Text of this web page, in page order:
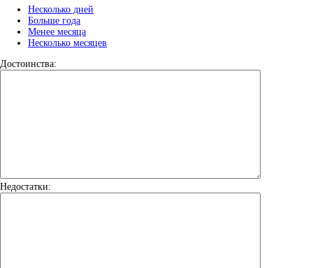
Несколько дней
Больше года
Менее месяца
Несколько месяцев
Достоинства:
Недостатки: